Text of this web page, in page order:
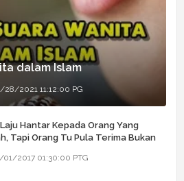
dalam Islam
28/2021 11:12:00 PG
Hantar Kepada Orang Yang
Tapi Orang Tu Pula Terima Bukan
01/2017 01:30:00 PTG